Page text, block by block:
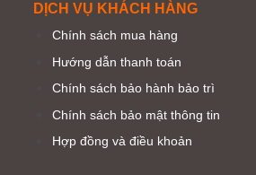
DỊCH VỤ KHÁCH HÀNG
Chính sách mua hàng
Hướng dẫn thanh toán
Chính sách bảo hành bảo trì
Chính sách bảo mật thông tin
Hợp đồng và điều khoản